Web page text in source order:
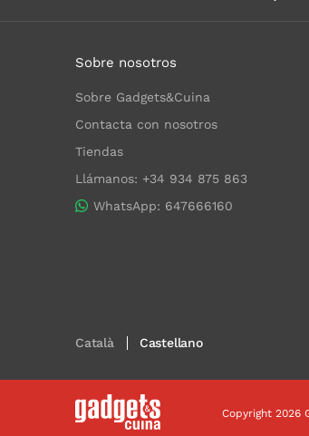
Sobre nosotros
Sobre Gadgets&Cuina
Contacta con nosotros
Tiendas
Llámanos: +34 934 875 863
WhatsApp: 647666160
Català Castellano
Copyright 2026